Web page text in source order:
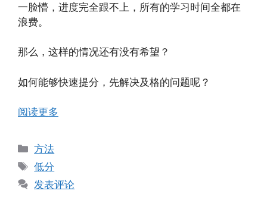
一脸懵，进度完全跟不上，所有的学习时间全都在
浪费。
那么，这样的情况还有没有希望？
如何能够快速提分，先解决及格的问题呢？
阅读更多
分
类
方法
标
签
低分
发表评论